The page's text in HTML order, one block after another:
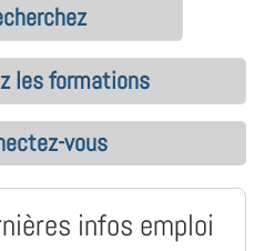
les formations
vous
infos emploi